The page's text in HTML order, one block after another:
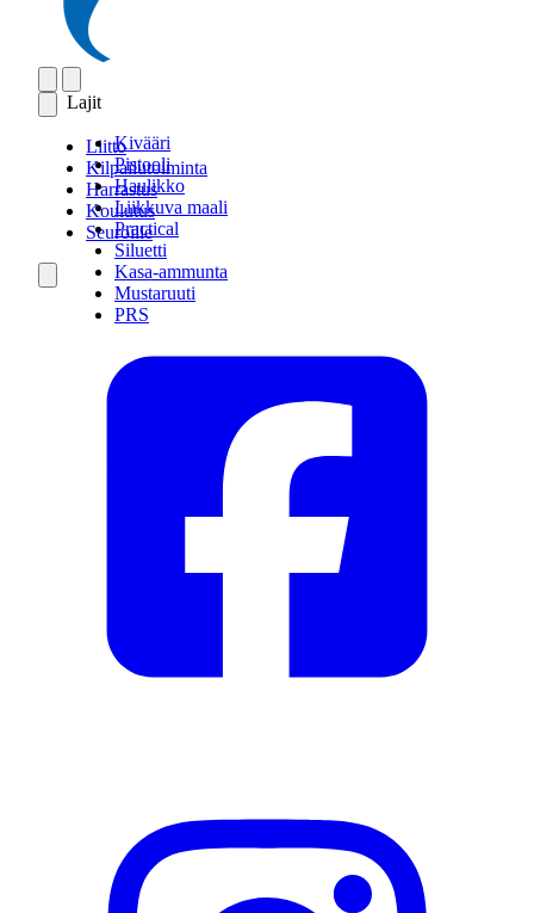
Lajit
Kivääri
Pistooli
Haulikko
Liikkuva maali
Practical
Siluetti
Kasa-ammunta
Mustaruuti
PRS
Liitto
Kilpailutoiminta
Harrastus
Koulutus
Seuroille